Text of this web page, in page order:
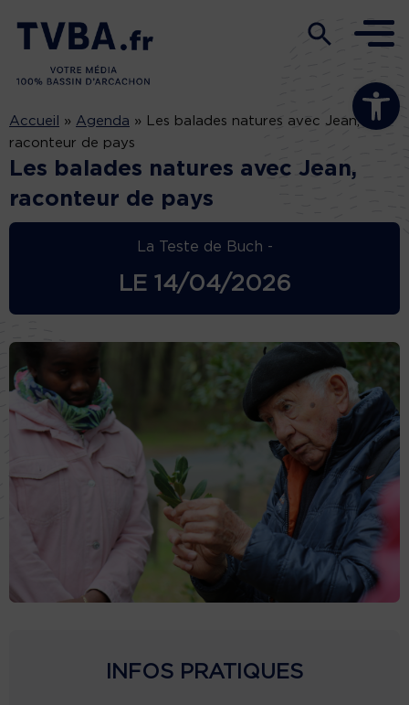
Ouvrir la
Accueil » Agenda »
Les balades natures avec Jean,
raconteur de pays
Les balades natures avec Jean,
raconteur de pays
La Teste de Buch -
LE 14/04/2026
INFOS PRATIQUES